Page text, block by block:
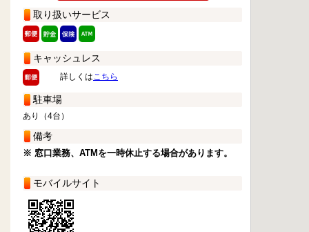
取り扱いサービス
キャッシュレス
詳しくはこちら
駐車場
あり（4台）
備考
※ 窓口業務、ATMを一時休止する場合があります。
モバイルサイト